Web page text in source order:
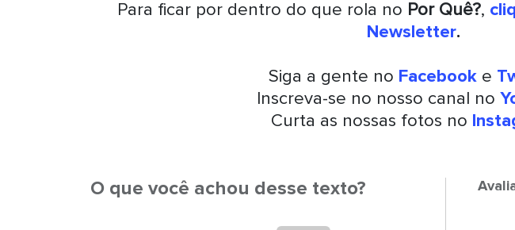
Para ficar por dentro do que rola no Por Quê?,
Newsletter.
Siga a gente no Facebooke
Inscreva-se no nosso canal no
Curta as nossas fotos no
O que você achou desse texto?